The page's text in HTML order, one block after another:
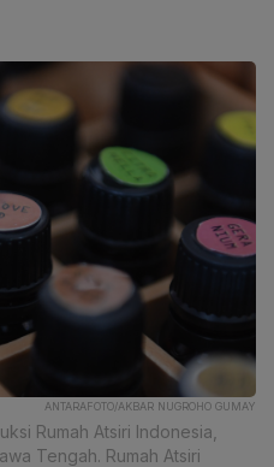
ANTARAFOTO/AKBAR NUGROHO GUMAY
Rumah Atsiri Indonesia,
Tengah. Rumah Atsiri